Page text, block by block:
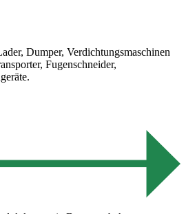
Dumper, Verdichtungsmaschinen
Fugenschneider,